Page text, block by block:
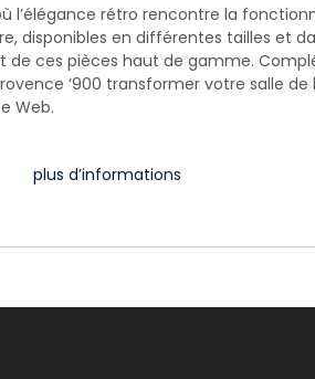
l’élégance rétro rencontre la
disponibles en différentes tailles et
ces pièces haut de gamme.
‘900 transformer votre salle
Web.
plus d’informations